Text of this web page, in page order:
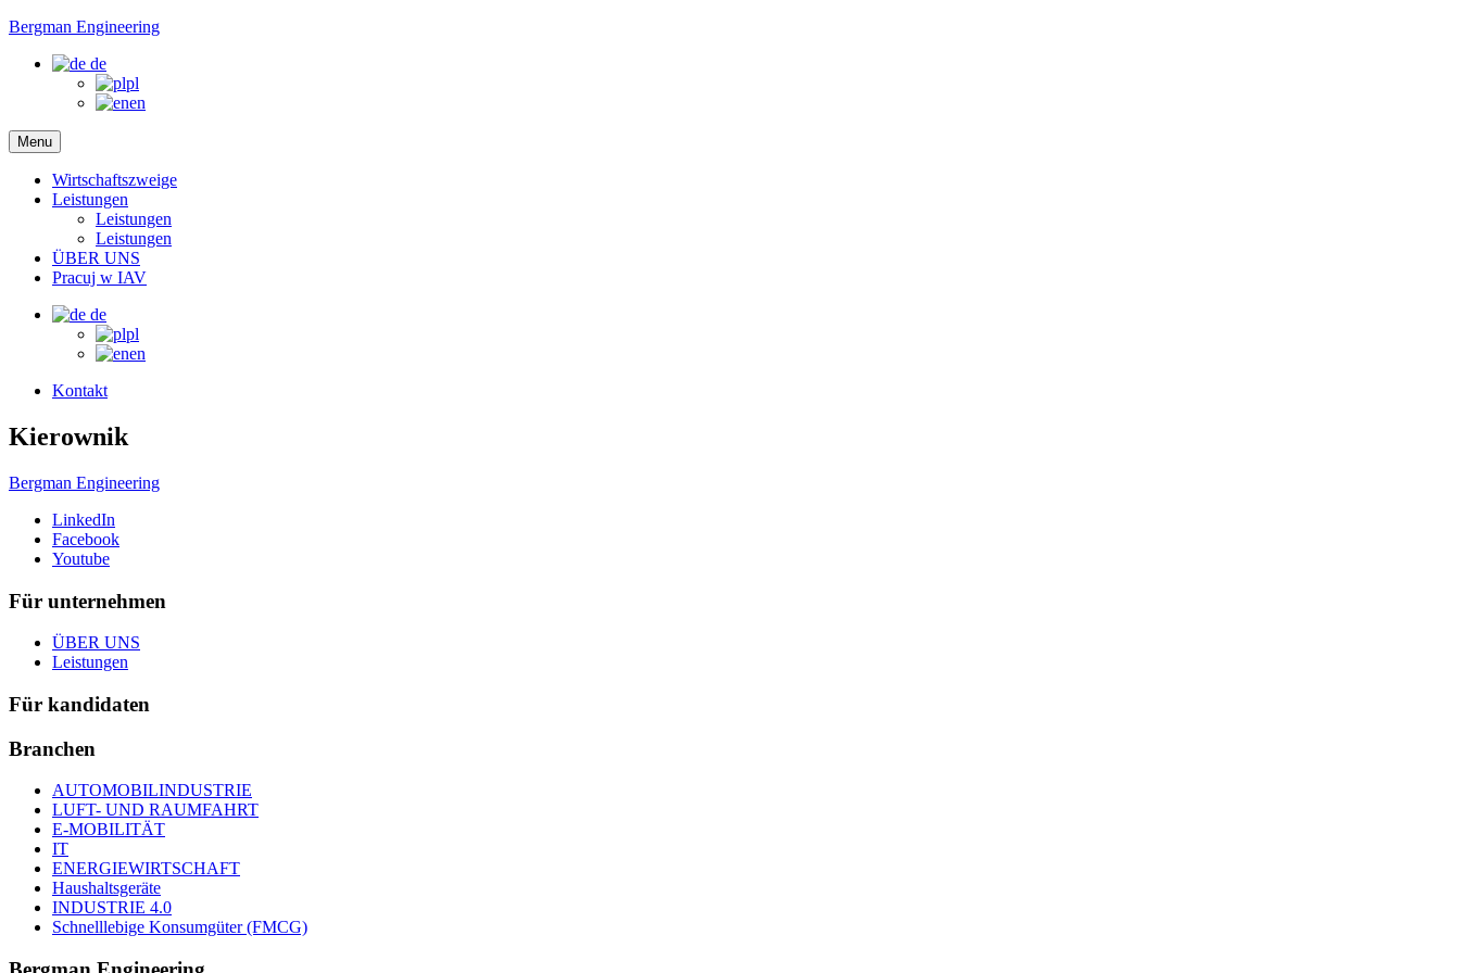
Bergman Engineering
de
pl
en
Menu
Wirtschaftszweige
Leistungen
Leistungen
Leistungen
ÜBER UNS
Pracuj w IAV
de
pl
en
Kontakt
Kierownik
Bergman Engineering
LinkedIn
Facebook
Youtube
Für unternehmen
ÜBER UNS
Leistungen
Für kandidaten
Branchen
AUTOMOBILINDUSTRIE
LUFT- UND RAUMFAHRT
E-MOBILITÄT
IT
ENERGIEWIRTSCHAFT
Haushaltsgeräte
INDUSTRIE 4.0
Schnelllebige Konsumgüter (FMCG)